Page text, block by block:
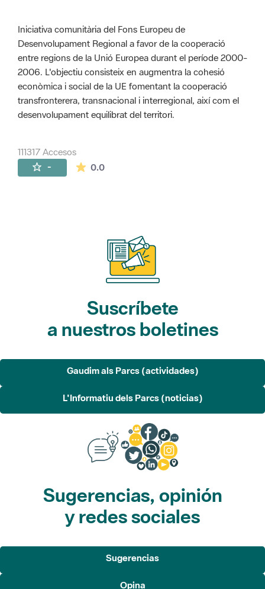
Iniciativa comunitària del Fons Europeu de
Desenvolupament Regional a favor de la cooperació
entre regions de la Unió Europea durant el període 2000-
2006. L'objectiu consisteix en augmentra la cohesió
econòmica i social de la UE fomentant la cooperació
transfronterera, transnacional i interregional, així com el
desenvolupament equilibrat del territori.
111317 Accesos
- 0.0La valoración media es de 0 estrellas de
Suscríbete
a nuestros boletines
Gaudim als Parcs (actividades)
L'Informatiu dels Parcs (noticias)
Sugerencias, opinión
y redes sociales
Sugerencias
Opina